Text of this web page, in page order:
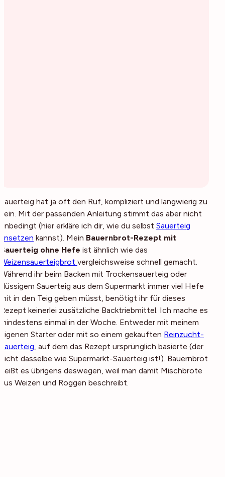
Sauerteig hat ja oft den Ruf, kompliziert und langwierig zu
sein. Mit der passenden Anleitung stimmt das aber nicht
unbedingt (hier erkläre ich dir, wie du selbst Sauerteig
ansetzen kannst). Mein Bauernbrot-Rezept mit
Sauerteig ohne Hefe ist ähnlich wie das
Weizensauerteigbrot vergleichsweise schnell gemacht.
Während ihr beim Backen mit Trockensauerteig oder
flüssigem Sauerteig aus dem Supermarkt immer viel Hefe
mit in den Teig geben müsst, benötigt ihr für dieses
Rezept keinerlei zusätzliche Backtriebmittel. Ich mache es
mindestens einmal in der Woche. Entweder mit meinem
eigenen Starter oder mit so einem gekauften Reinzucht-
Sauerteig, auf dem das Rezept ursprünglich basierte (der
nicht dasselbe wie Supermarkt-Sauerteig ist!). Bauernbrot
heißt es übrigens deswegen, weil man damit Mischbrote
aus Weizen und Roggen beschreibt.